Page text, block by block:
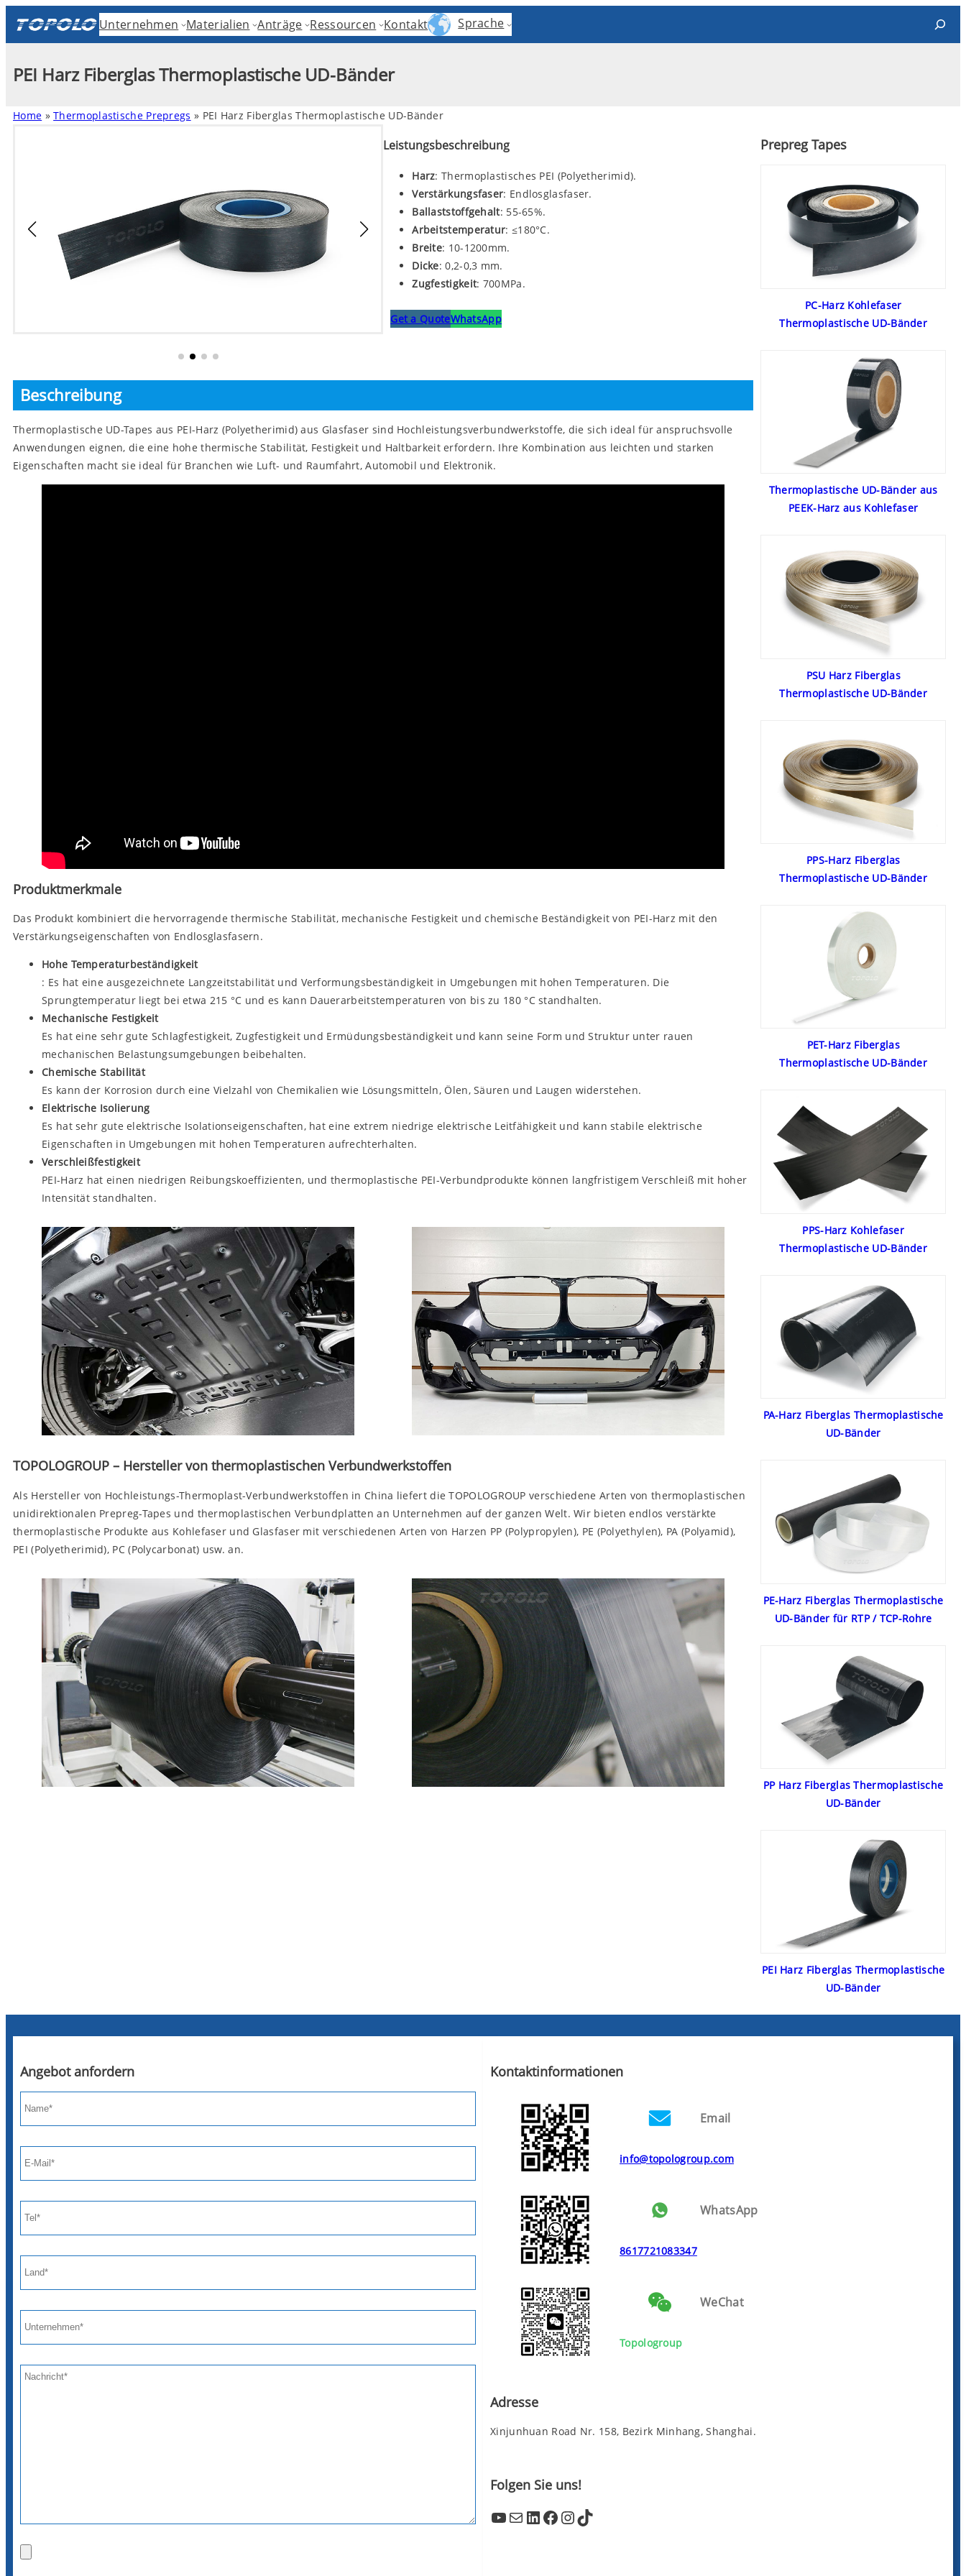
Unternehmen Materialien Anträge Ressourcen Kontakt Sprache Search
PEI Harz Fiberglas Thermoplastische UD-Bänder
Home »Thermoplastische Prepregs » PEI Harz Fiberglas Thermoplastische UD-Bänder
Leistungsbeschreibung
Harz: Thermoplastisches PEI (Polyetherimid).
Verstärkungsfaser: Endlosglasfaser.
Ballaststoffgehalt: 55-65%.
Arbeitstemperatur: ≤180°C.
Breite: 10-1200mm.
Dicke: 0,2-0,3 mm.
Zugfestigkeit: 700MPa.
Get a QuoteWhatsApp
Beschreibung
Thermoplastische UD-Tapes aus PEI-Harz (Polyetherimid) aus Glasfaser sind Hochleistungsverbundwerkstoffe, die sich ideal für anspruchsvolle
Anwendungen eignen, die eine hohe thermische Stabilität, Festigkeit und Haltbarkeit erfordern. Ihre Kombination aus leichten und starken
Eigenschaften macht sie ideal für Branchen wie Luft- und Raumfahrt, Automobil und Elektronik.
Produktmerkmale
Das Produkt kombiniert die hervorragende thermische Stabilität, mechanische Festigkeit und chemische Beständigkeit von PEI-Harz mit den
Verstärkungseigenschaften von Endlosglasfasern.
Hohe Temperaturbeständigkeit
: Es hat eine ausgezeichnete Langzeitstabilität und Verformungsbeständigkeit in Umgebungen mit hohen Temperaturen. Die
Sprungtemperatur liegt bei etwa 215 °C und es kann Dauerarbeitstemperaturen von bis zu 180 °C standhalten.
Mechanische Festigkeit
Es hat eine sehr gute Schlagfestigkeit, Zugfestigkeit und Ermüdungsbeständigkeit und kann seine Form und Struktur unter rauen
mechanischen Belastungsumgebungen beibehalten.
Chemische Stabilität
Es kann der Korrosion durch eine Vielzahl von Chemikalien wie Lösungsmitteln, Ölen, Säuren und Laugen widerstehen.
Elektrische Isolierung
Es hat sehr gute elektrische Isolationseigenschaften, hat eine extrem niedrige elektrische Leitfähigkeit und kann stabile elektrische
Eigenschaften in Umgebungen mit hohen Temperaturen aufrechterhalten.
Verschleißfestigkeit
PEI-Harz hat einen niedrigen Reibungskoeffizienten, und thermoplastische PEI-Verbundprodukte können langfristigem Verschleiß mit hoher
Intensität standhalten.
TOPOLOGROUP – Hersteller von thermoplastischen Verbundwerkstoffen
Als Hersteller von Hochleistungs-Thermoplast-Verbundwerkstoffen in China liefert die TOPOLOGROUP verschiedene Arten von thermoplastischen
unidirektionalen Prepreg-Tapes und thermoplastischen Verbundplatten an Unternehmen auf der ganzen Welt. Wir bieten endlos verstärkte
thermoplastische Produkte aus Kohlefaser und Glasfaser mit verschiedenen Arten von Harzen PP (Polypropylen), PE (Polyethylen), PA (Polyamid),
PEI (Polyetherimid), PC (Polycarbonat) usw. an.
Prepreg Tapes
PC-Harz Kohlefaser
Thermoplastische UD-Bänder
Thermoplastische UD-Bänder aus
PEEK-Harz aus Kohlefaser
PSU Harz Fiberglas
Thermoplastische UD-Bänder
PPS-Harz Fiberglas
Thermoplastische UD-Bänder
PET-Harz Fiberglas
Thermoplastische UD-Bänder
PPS-Harz Kohlefaser
Thermoplastische UD-Bänder
PA-Harz Fiberglas Thermoplastische
UD-Bänder
PE-Harz Fiberglas Thermoplastische
UD-Bänder für RTP / TCP-Rohre
PP Harz Fiberglas Thermoplastische
UD-Bänder
PEI Harz Fiberglas Thermoplastische
UD-Bänder
Angebot anfordern Kontaktinformationen
Email
info@topologroup.com
WhatsApp
8617721083347
WeChat
Topologroup
Adresse
Xinjunhuan Road Nr. 158, Bezirk Minhang, Shanghai.
Folgen Sie uns!
YouTube Mail LinkedIn Facebook InstagramTikTok